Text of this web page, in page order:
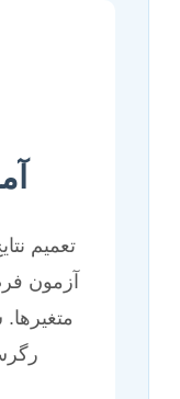
تعمیم
آزمون